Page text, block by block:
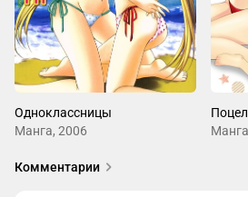
Одноклассницы
Манга, 2006
Комментарии